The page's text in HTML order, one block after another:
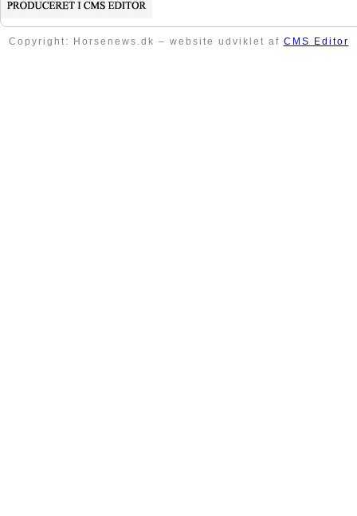
Copyright: Horsenews.dk – website udviklet af CMS Editor